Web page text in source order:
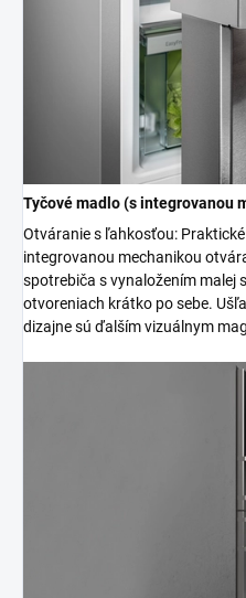
Tyčové madlo (s integrovanou
Otváranie s ľahkosťou:
integrovanou mechanikou
spotrebiča s vynaložením malej
otvoreniach krátko po sebe.
dizajne sú ďalším vizuálnym